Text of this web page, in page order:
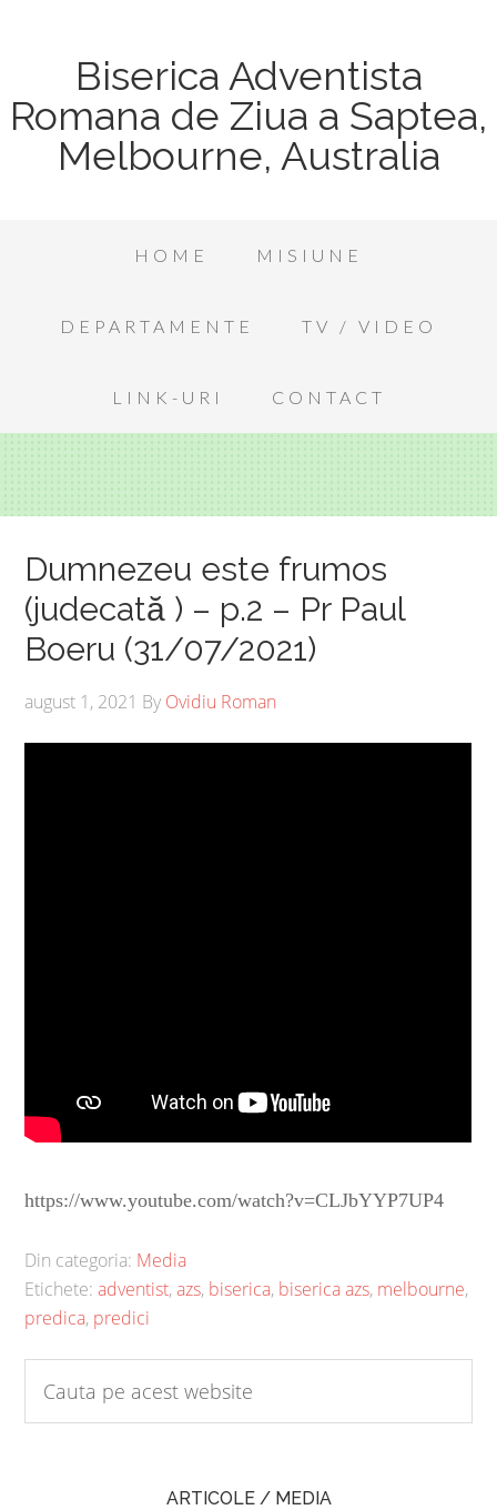
Biserica Adventista
Romana de Ziua a Saptea,
Melbourne, Australia
HOME MISIUNE
DEPARTAMENTE TV / VIDEO
LINK-URI CONTACT
Dumnezeu este frumos
(judecată ) – p.2 – Pr Paul
Boeru (31/07/2021)
august 1, 2021 By Ovidiu Roman
https://www.youtube.com/watch?v=CLJbYYP7UP4
Din categoria: Media
Etichete:adventist,azs, biserica, biserica azs, melbourne,
predica, predici
ARTICOLE / MEDIA